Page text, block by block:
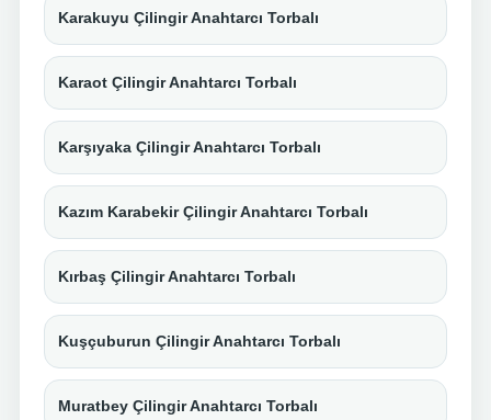
Karakuyu Çilingir Anahtarcı Torbalı
Karaot Çilingir Anahtarcı Torbalı
Karşıyaka Çilingir Anahtarcı Torbalı
Kazım Karabekir Çilingir Anahtarcı Torbalı
Kırbaş Çilingir Anahtarcı Torbalı
Kuşçuburun Çilingir Anahtarcı Torbalı
Muratbey Çilingir Anahtarcı Torbalı